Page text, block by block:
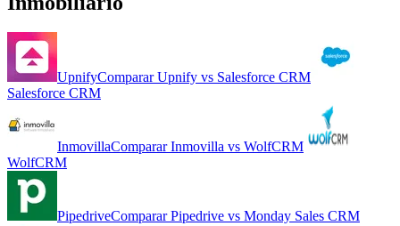
UpnifyComparar Upnify vs Salesforce CRM
Salesforce CRM
InmovillaComparar Inmovilla vs WolfCRM
WolfCRM
PipedriveComparar Pipedrive vs Monday Sales CRM